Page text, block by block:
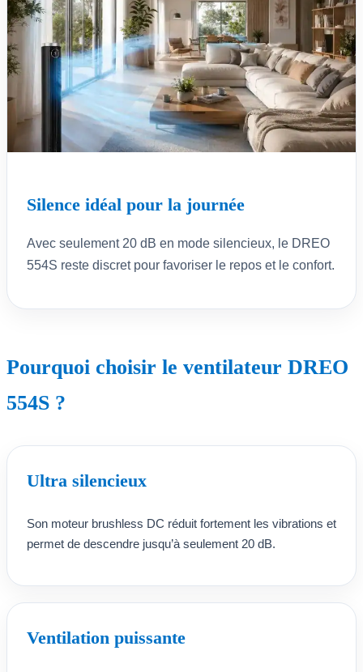
Silence idéal pour la journée
Avec seulement 20 dB en mode silencieux, le DREO
554S reste discret pour favoriser le repos et le confort.
Pourquoi choisir le ventilateur DREO
554S ?
Ultra silencieux
Son moteur brushless DC réduit fortement les vibrations et
permet de descendre jusqu’à seulement 20 dB.
Ventilation puissante